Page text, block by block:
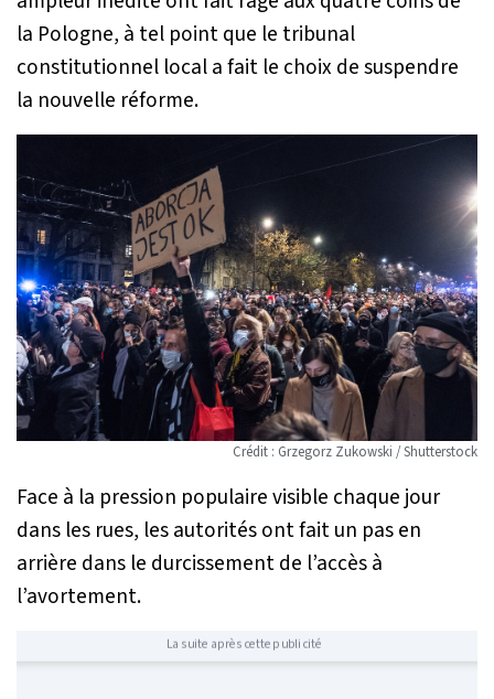
la Pologne, à tel point que le tribunal
constitutionnel local a fait le choix de suspendre
la nouvelle réforme.
Crédit : Grzegorz Zukowski / Shutterstock
Face à la pression populaire visible chaque jour
dans les rues, les autorités ont fait un pas en
arrière dans le durcissement de l’accès à
l’avortement.
La suite après cette publicité